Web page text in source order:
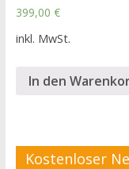
399,00 €
inkl. MwSt.
In den
Kostenloser